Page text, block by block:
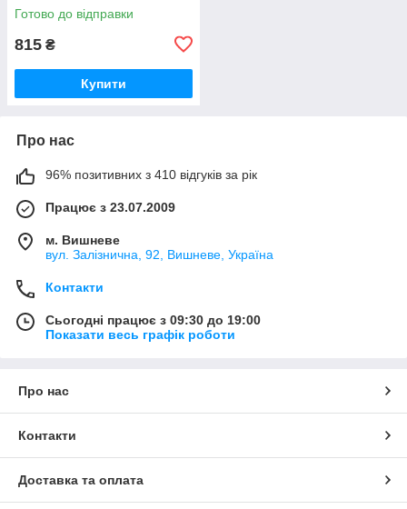
Готово до відправки
815 ₴
Купити
Про нас
96% позитивних з 410 відгуків за рік
Працює з 23.07.2009
м. Вишневе
вул. Залізнична, 92, Вишневе, Україна
Контакти
Сьогодні працює з 09:30 до 19:00
Показати весь графік роботи
Про нас
Контакти
Доставка та оплата